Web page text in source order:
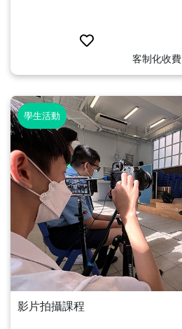
客制化收費
學生活動
影片拍攝課程